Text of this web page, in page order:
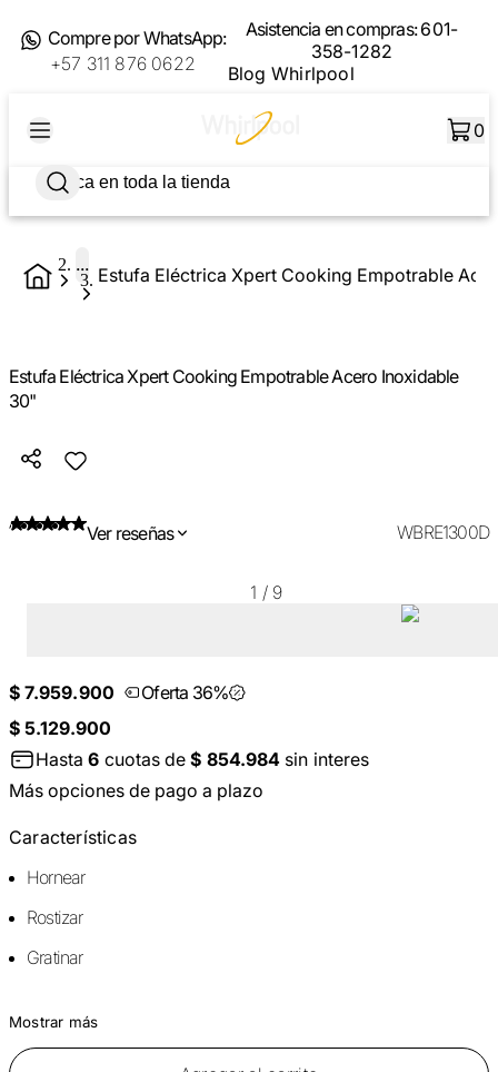
Compre por WhatsApp:
+57 311 876 0622
Asistencia en compras:601-
358-1282
Blog Whirlpool
0
... Estufa Eléctrica Xpert Cooking Empotrable
Estufa Eléctrica Xpert Cooking Empotrable Acero Inoxidable
30"
Ver reseñas WBRE1300D
1 / 9
$ 7.959.900
Oferta 36%
$ 5.129.900
Hasta6 cuotas de$ 854.984 sin interes
Más opciones de pago a plazo
Características
Hornear
Rostizar
Gratinar
Mostrar más